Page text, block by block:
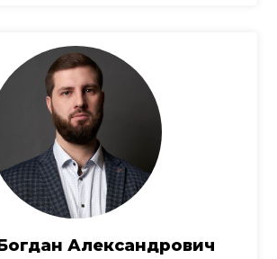
Александрович